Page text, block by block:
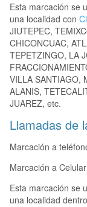
Esta marcación se
una localidad con
JIUTEPEC,
CHICONCUAC,
TEPETZINGO, LA
VILLA SANTIAGO,
ALANIS,
JUAREZ, etc.
Llamadas de
Marcación a
Marcación a
Esta marcación se
una localidad